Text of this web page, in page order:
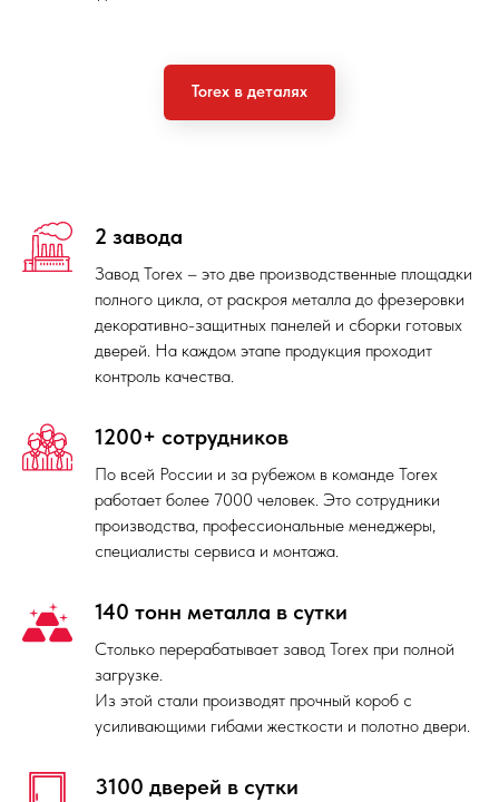
Torex в деталях
2 завода
Завод Torex – это две производственные площадки
полного цикла, от раскроя металла до фрезеровки
декоративно-защитных панелей и сборки готовых
дверей. На каждом этапе продукция проходит
контроль качества.
1200+ сотрудников
По всей России и за рубежом в команде Torex
работает более 7000 человек. Это сотрудники
производства, профессиональные менеджеры,
специалисты сервиса и монтажа.
140 тонн металла в сутки
Столько перерабатывает завод Torex при полной
загрузке.
Из этой стали производят прочный короб с
усиливающими гибами жесткости и полотно двери.
3100 дверей в сутки